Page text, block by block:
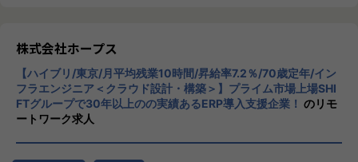
解を得られにくい環境でした。
なかには、工場自体の競争力を失い、工場の規模縮小・閉
鎖から、工場に支えられた街自体が閑散となることも目の当
たりにしました。
このような悲劇を繰り返したくはありません。
CloudやOracle ERP Cloudなどを活用し、企
業の業務プロセスを最適化し、経営管理の強
化を図っています1。
社風/文化
ホープスは、若手社員が活躍できる環境で、
社内の風通しが良く、活気に満ちた雰囲気が
特徴です。多様性を重視し、様々な国籍や背
株式会社ホープス
【ハイブリ/東京/月平均残業10時間/昇給率7.2％/70歳定年/イン
フラエンジニア＜クラウド設計・構築＞】プライム市場上場SHI
FTグループで30年以上のの実績あるERP導入支援企業！ のリモ
ートワーク求人